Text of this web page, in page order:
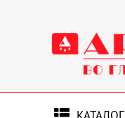
КАТАЛОГ